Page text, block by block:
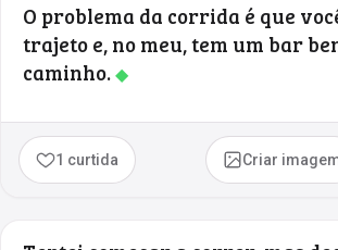
O problema da corrida é que
trajeto e, no meu, tem um bar
caminho.◆
1 curtida Criar